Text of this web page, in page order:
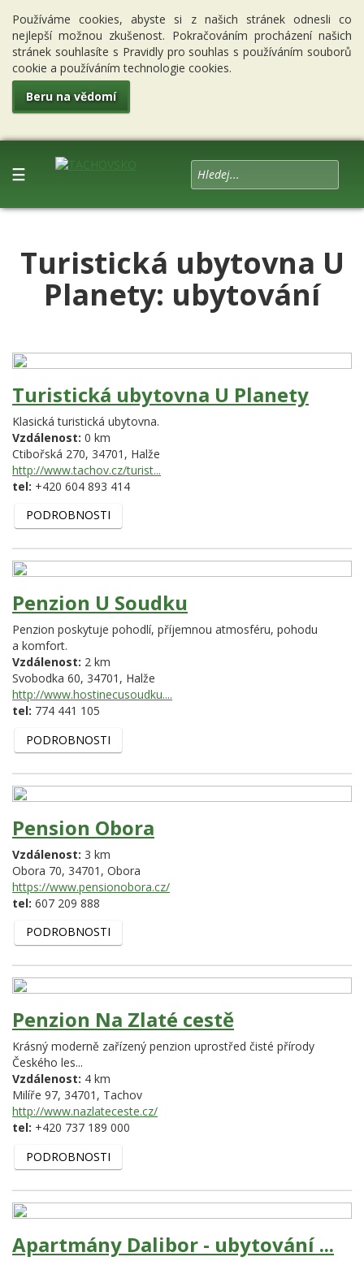
Používáme cookies, abyste si z našich stránek odnesli co
nejlepší možnou zkušenost. Pokračováním procházení našich
stránek souhlasíte s Pravidly pro souhlas s používáním souborů
cookie a používáním technologie cookies.
Beru na vědomí
☰
Turistická ubytovna U
Planety: ubytování
Turistická ubytovna U Planety
Klasická turistická ubytovna.
Vzdálenost: 0 km
Ctibořská 270, 34701, Halže
http://www.tachov.cz/turist...
tel: +420 604 893 414
PODROBNOSTI
Penzion U Soudku
Penzion poskytuje pohodlí, příjemnou atmosféru, pohodu
a komfort.
Vzdálenost: 2 km
Svobodka 60, 34701, Halže
http://www.hostinecusoudku....
tel: 774 441 105
PODROBNOSTI
Pension Obora
Vzdálenost: 3 km
Obora 70, 34701, Obora
https://www.pensionobora.cz/
tel: 607 209 888
PODROBNOSTI
Penzion Na Zlaté cestě
Krásný moderně zařízený penzion uprostřed čisté přírody
Českého les...
Vzdálenost: 4 km
Milíře 97, 34701, Tachov
http://www.nazlateceste.cz/
tel: +420 737 189 000
PODROBNOSTI
Apartmány Dalibor - ubytování ...